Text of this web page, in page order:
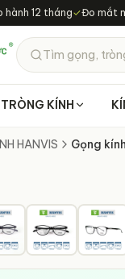
hành 12 tháng✓Đo mắt
Tìm gọng,
TRÒNG KÍNH
HANVIS Gọng